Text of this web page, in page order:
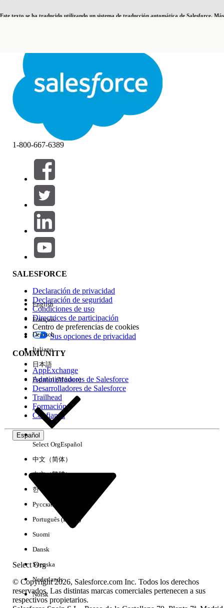
Este texto se ha traducido utilizando un sistema de traducción automática de Salesforce. Más
Cerrar Cerrar
Filtros (0)
SELECCIONAR FILTROS
Área de productos
Repercusión de función
Edición
Experiencia
No hay resultados
1-800-667-6389
SALESFORCE
Declaración de privacidad
Declaración de seguridad
Condiciones de uso
Directrices de participación
Centro de preferencias de cookies
Sus opciones de privacidad
COMMUNITY
AppExchange
Administradores de Salesforce
Desarrolladores de Salesforce
Trailhead
Formación
Confianza
Español
Select Org
English
Français
Deutsch
Italiano
日本語
Español (México)
Select OrgEspañol
中文（简体）
中文（繁體）
한국어
Русский
Português (Brasil)
Suomi
Dansk
Svenska
Nederlands
Norsk
© Copyright 2026, Salesforce.com Inc. Todos los derechos
reservados. Las distintas marcas comerciales pertenecen a sus
respectivos propietarios.